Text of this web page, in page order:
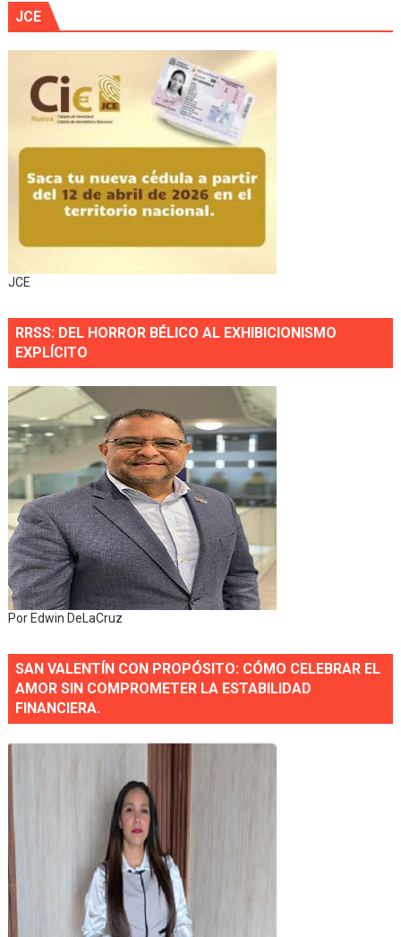
JCE
JCE
RRSS: DEL HORROR BÉLICO AL EXHIBICIONISMO
EXPLÍCITO
Por Edwin DeLaCruz
SAN VALENTÍN CON PROPÓSITO: CÓMO CELEBRAR EL
AMOR SIN COMPROMETER LA ESTABILIDAD
FINANCIERA.